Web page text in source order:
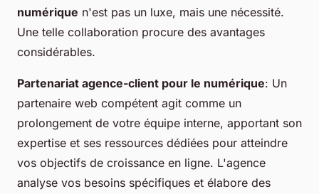
numérique n'est pas un luxe, mais une nécessité.
Une telle collaboration procure des avantages
considérables.
Partenariat agence-client pour le numérique: Un
partenaire web compétent agit comme un
prolongement de votre équipe interne, apportant son
expertise et ses ressources dédiées pour atteindre
vos objectifs de croissance en ligne. L'agence
analyse vos besoins spécifiques et élabore des